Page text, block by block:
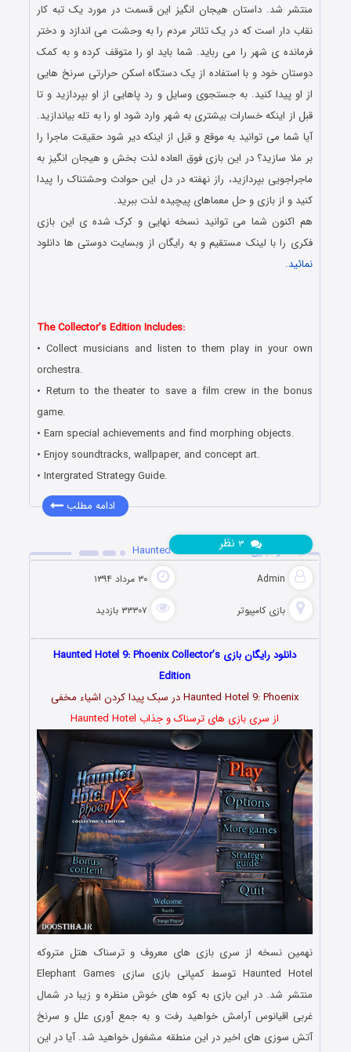
منتشر شد. داستان هیجان انگیز این قسمت در مورد یک تبه کار
نقاب دار است که در یک تئاتر مردم را به وحشت می اندازد و دختر
فرمانده ی شهر را می رباید. شما باید او را متوقف کرده و به کمک
دوستان خود و با استفاده از یک دستگاه اسکن حرارتی سرنخ هایی
از او پیدا کنید. به جستجوی وسایل و رد پاهایی از او بپردازید و تا
قبل از اینکه خسارات بیشتری به شهر وارد شود او را به تله بیاندازید.
آیا شما می توانید به موقع و قبل از اینکه دیر شود حقیقت ماجرا را
بر ملا سازید؟ در این بازی فوق العاده لذت بخش و هیجان انگیز به
ماجراجویی بپردازید، راز نهفته در دل این حوادث وحشتناک را پیدا
کنید و از بازی و حل معماهای پیچیده لذت ببرید.
هم اکنون شما می توانید نسخه نهایی و کرک شده ی این بازی
فکری را با لینک مستقیم و به رایگان از وبسایت دوستی ها دانلود
نمائید.
The Collector’s Edition Includes:
• Collect musicians and listen to them play in your own
orchestra.
• Return to the theater to save a film crew in the bonus
game.
• Earn special achievements and find morphing objects.
• Enjoy soundtracks, wallpaper, and concept art.
• Intergrated Strategy Guide.
ادامه مطلب
دانلود بازی Haunted Hotel 9: Phoenix
Admin ۳۰ مرداد ۱۳۹۴
بازی کامپیوتر ۳۳۳۰۷ بازدید
نظر
دانلود رایگان بازی Haunted Hotel 9: Phoenix Collector’s
Edition
Haunted Hotel 9: Phoenix در سبک پیدا کردن اشیاء مخفی
از سری بازی های ترسناک و جذاب Haunted Hotel
نهمین نسخه از سری بازی های معروف و ترسناک هتل متروکه
Haunted Hotel توسط کمپانی بازی سازی Elephant Games
منتشر شد. در این بازی به کوه های خوش منظره و زیبا در شمال
غربی اقیانوس آرامش خواهید رفت و به جمع آوری علل و سرنخ
آتش سوزی های اخیر در این منطقه مشغول خواهید شد. آیا در این